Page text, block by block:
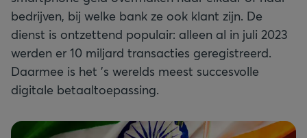
bedrijven, bij welke bank ze ook klant zijn. De
dienst is ontzettend populair: alleen al in juli 2023
werden er 10 miljard transacties geregistreerd.
Daarmee is het ’s werelds meest succesvolle
digitale betaaltoepassing.